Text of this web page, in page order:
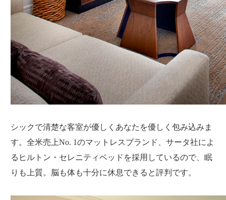
シックで清楚な客室が優しくあなたを優しく包み込みま
す。全米売上No. 1のマットレスブランド、サータ社によ
るヒルトン・セレニティベッドを採用しているので、眠
りも上質。脳も体も十分に休息できると評判です。